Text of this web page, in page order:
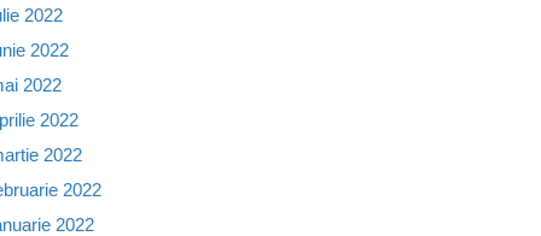
2022
2022
2022
2022
2022
2022
2022